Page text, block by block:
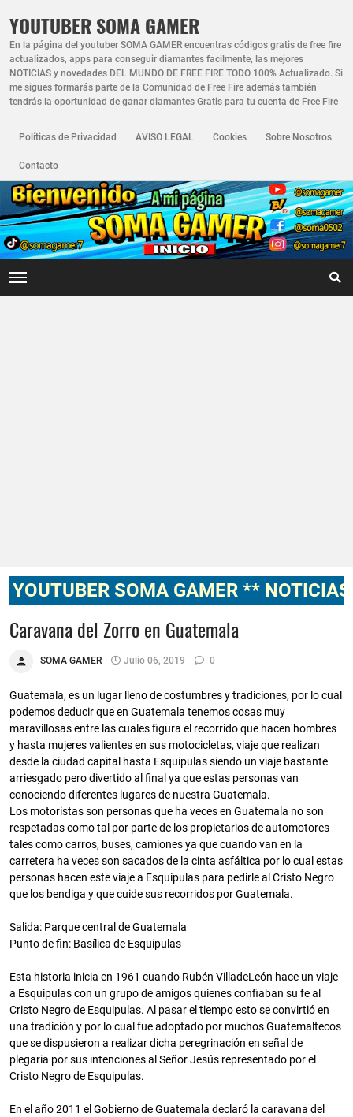
YOUTUBER SOMA GAMER
En la página del youtuber SOMA GAMER encuentras códigos gratis de free fire
actualizados, apps para conseguir diamantes facilmente, las mejores
NOTICIAS y novedades DEL MUNDO DE FREE FIRE TODO 100% Actualizado. Si
me sigues formarás parte de la Comunidad de Free Fire además también
tendrás la oportunidad de ganar diamantes Gratis para tu cuenta de Free Fire
Políticas de Privacidad AVISO LEGAL Cookies Sobre Nosotros
Contacto
SOMA GAMER ** NOTICIAS,
Caravana del Zorro en Guatemala
SOMA GAMER Julio 06, 2019 0
Guatemala, es un lugar lleno de costumbres y tradiciones, por lo cual
podemos deducir que en Guatemala tenemos cosas muy
maravillosas entre las cuales figura el recorrido que hacen hombres
y hasta mujeres valientes en sus motocicletas, viaje que realizan
desde la ciudad capital hasta Esquipulas siendo un viaje bastante
arriesgado pero divertido al final ya que estas personas van
conociendo diferentes lugares de nuestra Guatemala.
Los motoristas son personas que ha veces en Guatemala no son
respetadas como tal por parte de los propietarios de automotores
tales como carros, buses, camiones ya que cuando van en la
carretera ha veces son sacados de la cinta asfáltica por lo cual estas
personas hacen este viaje a Esquipulas para pedirle al Cristo Negro
que los bendiga y que cuide sus recorridos por Guatemala.
Salida: Parque central de Guatemala
Punto de fin: Basílica de Esquipulas
Esta historia inicia en 1961 cuando Rubén VilladeLeón hace un viaje
a Esquipulas con un grupo de amigos quienes confiaban su fe al
Cristo Negro de Esquipulas. Al pasar el tiempo esto se convirtió en
una tradición y por lo cual fue adoptado por muchos Guatemaltecos
que se dispusieron a realizar dicha peregrinación en señal de
plegaria por sus intenciones al Señor Jesús representado por el
Cristo Negro de Esquipulas.
En el año 2011 el Gobierno de Guatemala declaró la caravana del